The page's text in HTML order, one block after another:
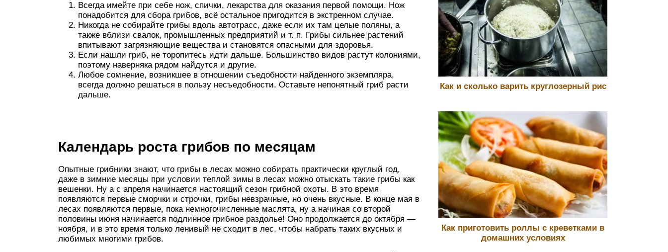
Всегда имейте при себе нож, спички, лекарства для оказания первой помощи. Нож
понадобится для сбора грибов, всё остальное пригодится в экстренном случае.
Никогда не собирайте грибы вдоль автотрасс, даже если их там целые поляны, а
также вблизи свалок, промышленных предприятий и т. п. Грибы сильнее растений
впитывают загрязняющие вещества и становятся опасными для здоровья.
Если нашли гриб, не торопитесь идти дальше. Большинство видов растут колониями,
поэтому наверняка рядом найдутся и другие.
Любое сомнение, возникшее в отношении съедобности найденного экземпляра,
всегда должно решаться в пользу несъедобности. Оставьте непонятный гриб расти
дальше.
Календарь роста грибов по месяцам
Опытные грибники знают, что грибы в лесах можно собирать практически круглый год,
даже в зимние месяцы при условии теплой зимы в лесах можно отыскать такие грибы как
вешенки. Ну а с апреля начинается настоящий сезон грибной охоты. В это время
появляются первые сморчки и строчки, грибы невзрачные, но очень вкусные. В конце мая в
лесах появляются первые, пока немногочисленные маслята, ну а начиная со второй
половины июня начинается подлинное грибное раздолье! Оно продолжается до октября —
ноября, и в это время только ленивый не сходит в лес, чтобы набрать таких вкусных и
любимых многими грибов.
Как и сколько варить круглозерный рис
Как приготовить роллы с креветками в
домашних условиях